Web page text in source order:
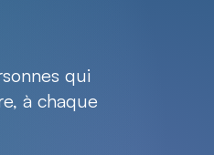
qui
à chaque